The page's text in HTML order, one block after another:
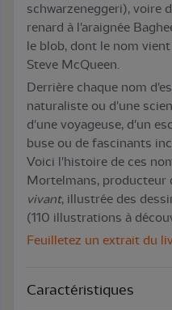
schwarzeneggeri), voire
renard à l'araignée
le blob, dont le nom
Steve McQueen.
Derrière chaque nom
naturaliste ou d'une
d'une voyageuse, d'un
buse ou de fascinants
Voici l'histoire de ces
Mortelmans, producteur
vivant, illustrée des
(110 illustrations à
Feuilletez un extrait du
Caractéristiques